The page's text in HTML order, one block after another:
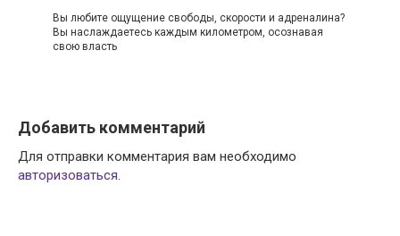
Вы любите ощущение свободы, скорости и адреналина?
Вы наслаждаетесь каждым километром, осознавая
свою власть
Добавить комментарий
Для отправки комментария вам необходимо
авторизоваться.